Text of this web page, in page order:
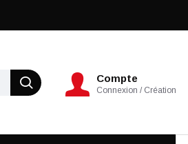
Compte
Connexion / Création